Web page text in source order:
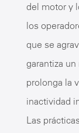
del motor y
los
que se
garantiza
prolonga la
inactividad
Las